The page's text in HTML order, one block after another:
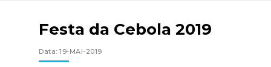
Festa da Cebola 2019
Data: 19-MAI-2019